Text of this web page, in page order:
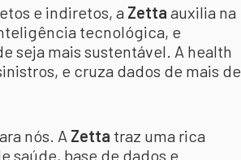
e indiretos, a Zetta auxilia na
tecnológica, e
seja mais sustentável. A health
e cruza dados de mais de
nós. A Zetta traz uma rica
saúde, base de dados e